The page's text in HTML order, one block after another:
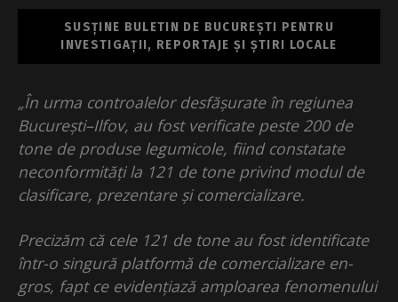
SUSȚINE BULETIN DE BUCUREȘTI PENTRU
INVESTIGAȚII, REPORTAJE ȘI ȘTIRI LOCALE
„În urma controalelor desfășurate în regiunea
București–Ilfov, au fost verificate peste 200 de
tone de produse legumicole, fiind constatate
neconformități la 121 de tone privind modul de
clasificare, prezentare și comercializare.
Precizăm că cele 121 de tone au fost identificate
într-o singură platformă de comercializare en-
gros, fapt ce evidențiază amploarea fenomenului